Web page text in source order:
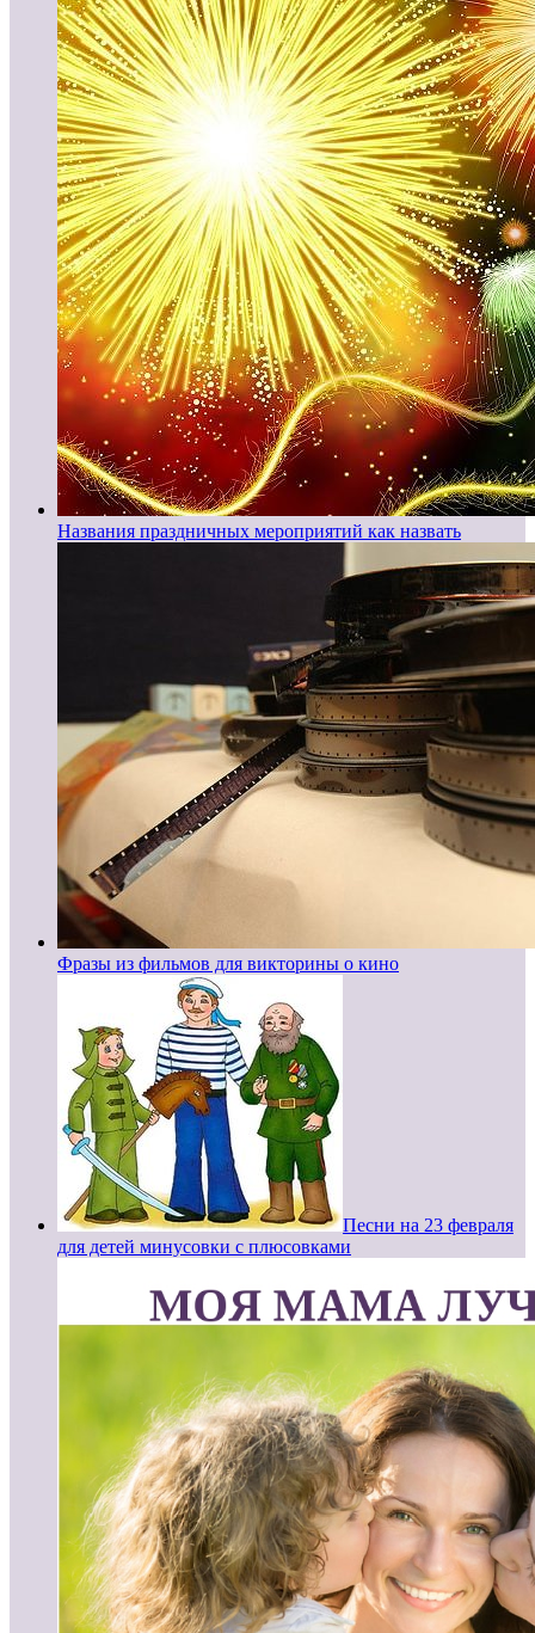
Названия праздничных мероприятий как назвать
Фразы из фильмов для викторины о кино
Песни на 23 февраля
для детей минусовки с плюсовками